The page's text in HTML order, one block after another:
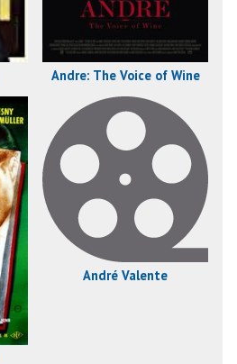
Andre: The Voice of Wine
André Valente